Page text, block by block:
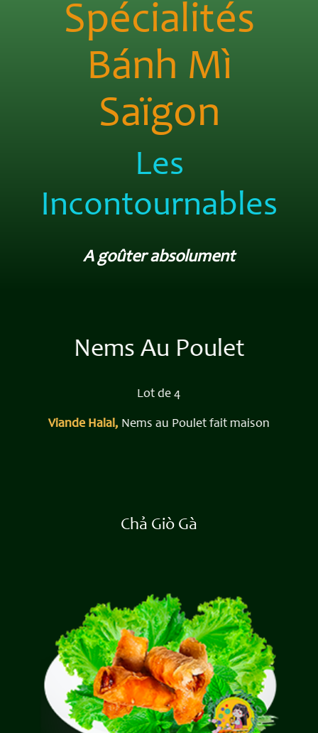
Spécialités
Bánh Mì
Saïgon
Les
Incontournables
A goûter absolument
Nems Au Poulet
Lot de 4
Viande Halal, Nems au Poulet fait maison
Chả Giò Gà